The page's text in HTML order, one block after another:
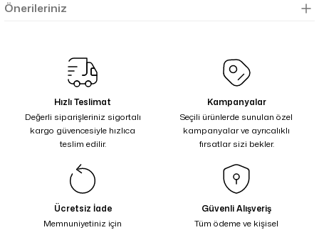
Önerileriniz
Hızlı Teslimat
Değerli siparişleriniz sigortalı
kargo güvencesiyle hızlıca
teslim edilir.
Kampanyalar
Seçili ürünlerde sunulan özel
kampanyalar ve ayrıcalıklı
fırsatlar sizi bekler.
Ücretsiz İade
Memnuniyetiniz için
Güvenli Alışveriş
Tüm ödeme ve kişisel